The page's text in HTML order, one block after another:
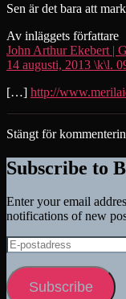
Sen är det bara att
Av inläggets författare
John Arthur Ekebert |
14 augusti, 2013 \k\l.
[…] http://
Stängt för
Subscribe to
Enter your email
notifications of new
E-
postadress
Subscribe